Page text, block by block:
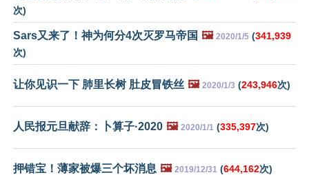
次)
Sars又来了！神为何分4次灭罗马帝国 🖼️ 2020/1/5 (341,939
次)
让你见识一下 肺里长树 肚皮冒铁丝 🖼️ 2020/1/3 (243,946次)
人民报元旦献辞：卜算子·2020 🖼️ 2020/1/1 (335,397次)
押错宝！薄家被爆三个坏消息 🖼️ 2019/12/31 (644,162次)